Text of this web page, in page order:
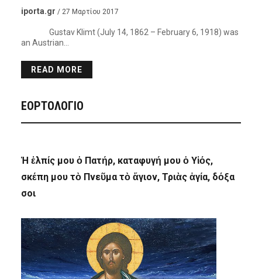
iporta.gr / 27 Μαρτίου 2017
Gustav Klimt (July 14, 1862 – February 6, 1918) was
an Austrian…
READ MORE
ΕΟΡΤΟΛΟΓΙΟ
Ἡ ἐλπίς μου ὁ Πατήρ, καταφυγή μου ὁ Υἱός,
σκέπη μου τὸ Πνεῦμα τὸ ἅγιον, Τριὰς ἁγία, δόξα
σοι